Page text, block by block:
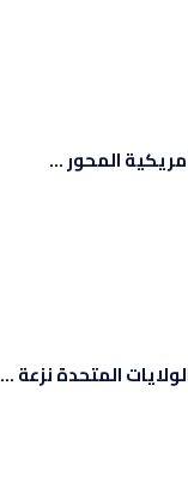
المتحدة نزعة ...